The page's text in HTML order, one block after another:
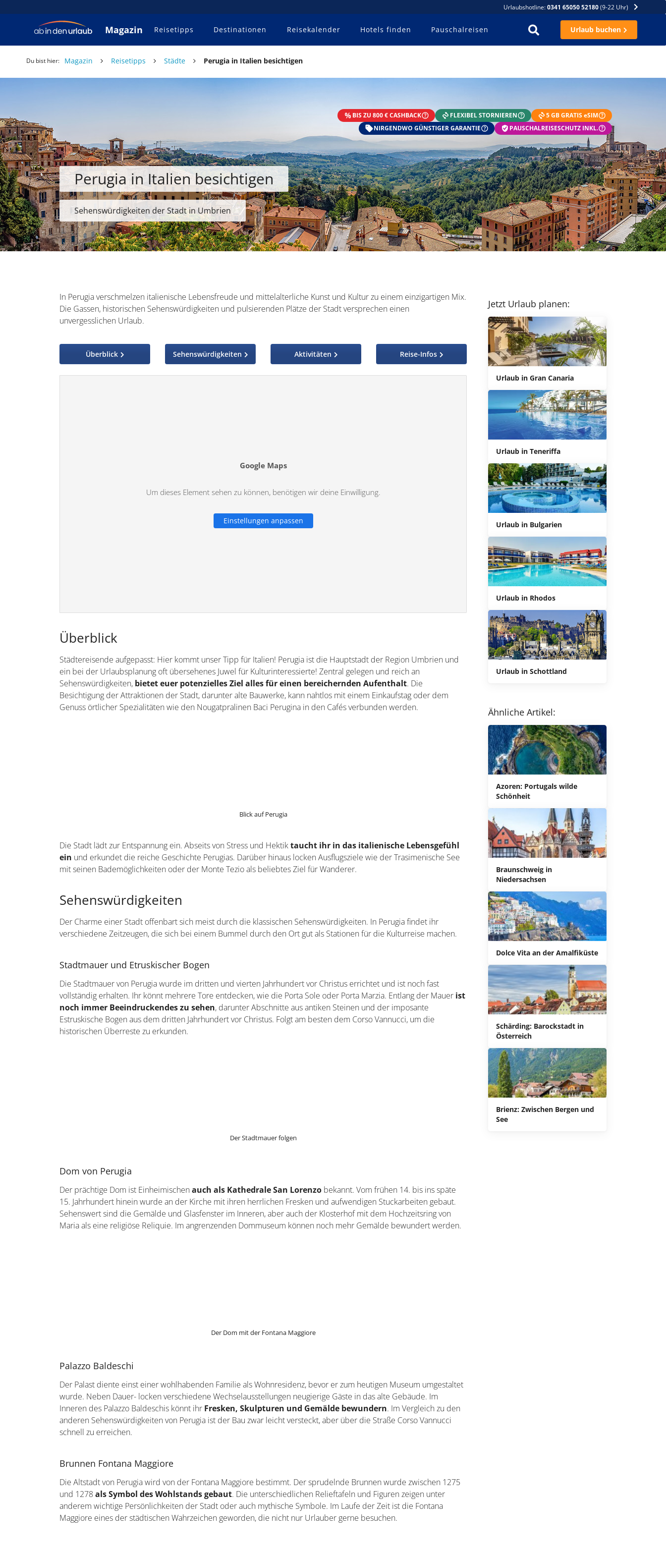
Urlaubshotline:0341 65050 52180(9-22 Uhr)
Magazin Reisetipps Destinationen Reisekalender Hotels finden Pauschalreisen Urlaub buchen
Du bist hier: Magazin Reisetipps Städte Perugia in Italien besichtigen
BIS ZU 800 € CASHBACK FLEXIBEL STORNIEREN
5 GB GRATIS eSIM
NIRGENDWO GÜNSTIGER GARANTIE
PAUSCHALREISESCHUTZ INKL.
Perugia in Italien besichtigen
Sehenswürdigkeiten der Stadt in Umbrien
In Perugia verschmelzen italienische Lebensfreude und mittelalterliche Kunst und Kultur zu einem einzigartigen Mix.
Die Gassen, historischen Sehenswürdigkeiten und pulsierenden Plätze der Stadt versprechen einen
unvergesslichen Urlaub.
Überblick Sehenswürdigkeiten Aktivitäten Reise-Infos
Google Maps
Um dieses Element sehen zu können, benötigen wir deine Einwilligung.
Einstellungen anpassen
Überblick
Städtereisende aufgepasst: Hier kommt unser Tipp für Italien! Perugia ist die Hauptstadt der Region Umbrien und
ein bei der Urlaubsplanung oft übersehenes Juwel für Kulturinteressierte! Zentral gelegen und reich an
Sehenswürdigkeiten, bietet euer potenzielles Ziel alles für einen bereichernden Aufenthalt. Die
Besichtigung der Attraktionen der Stadt, darunter alte Bauwerke, kann nahtlos mit einem Einkaufstag oder dem
Genuss örtlicher Spezialitäten wie den Nougatpralinen Baci Perugina in den Cafés verbunden werden.
Blick auf Perugia
vollständig erhalten. Ihr könnt mehrere Tore entdecken, wie die Porta Sole oder Porta Marzia. Entlang der Mauer
noch immer Beeindruckendes zu sehen, darunter Abschnitte aus antiken Steinen und der imposante
Estruskische Bogen aus dem dritten Jahrhundert vor Christus. Folgt am besten dem Corso Vannucci, um die
historischen Überreste zu erkunden.
Jetzt Urlaub planen:
Urlaub in Gran Canaria
Urlaub in Teneriffa
Urlaub in Bulgarien
Urlaub in Rhodos
Urlaub in Schottland
Ähnliche Artikel:
Azoren: Portugals wilde
Schönheit
Braunschweig in
Niedersachsen
Dolce Vita an der Amalfiküste
Schärding: Barockstadt in
Österreich
Brienz: Zwischen Bergen und
See